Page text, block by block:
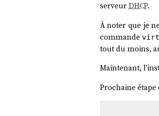
serveurDHCP.
À noter que je
commande
tout du moins,
Maintenant,
Prochaine étape